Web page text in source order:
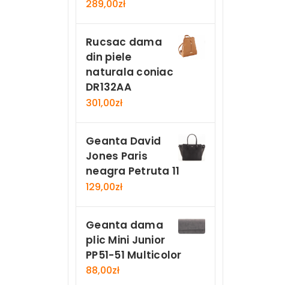
289,00zł
Rucsac dama
din piele
naturala coniac
DR132AA
301,00zł
Geanta David
Jones Paris
neagra Petruta 11
129,00zł
Geanta dama
plic Mini Junior
PP51-51 Multicolor
88,00zł